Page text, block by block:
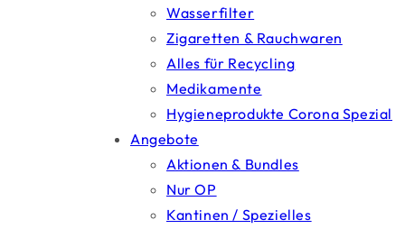
Wasserfilter
Zigaretten & Rauchwaren
Alles für Recycling
Medikamente
Hygieneprodukte Corona Spezial
Angebote
Aktionen & Bundles
Nur OP
Kantinen / Spezielles